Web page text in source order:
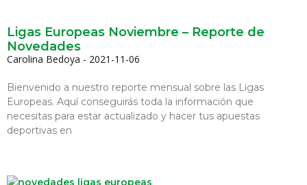
Ligas Europeas Noviembre – Reporte de
Novedades
Carolina Bedoya 2021-11-06
Bienvenido a nuestro reporte mensual sobre las Ligas
Europeas. Aquí conseguirás toda la información que
necesitas para estar actualizado y hacer tus apuestas
deportivas en